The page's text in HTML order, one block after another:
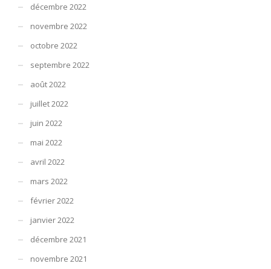
décembre 2022
novembre 2022
octobre 2022
septembre 2022
août 2022
juillet 2022
juin 2022
mai 2022
avril 2022
mars 2022
février 2022
janvier 2022
décembre 2021
novembre 2021